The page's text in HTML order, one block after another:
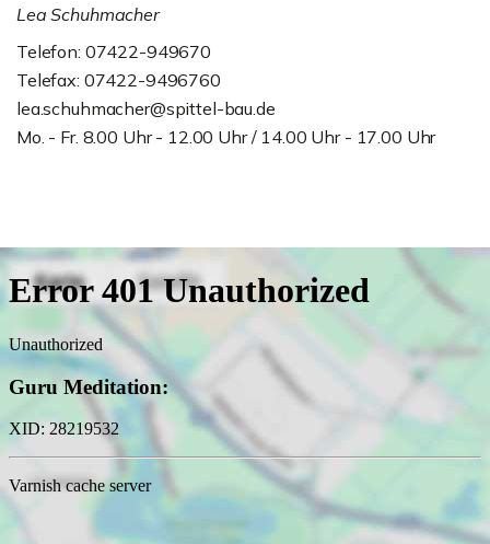
Lea Schuhmacher
Telefon: 07422-949670
Telefax: 07422-9496760
lea.schuhmacher@spittel-bau.de
Mo. - Fr. 8.00 Uhr - 12.00 Uhr / 14.00 Uhr - 17.00 Uhr